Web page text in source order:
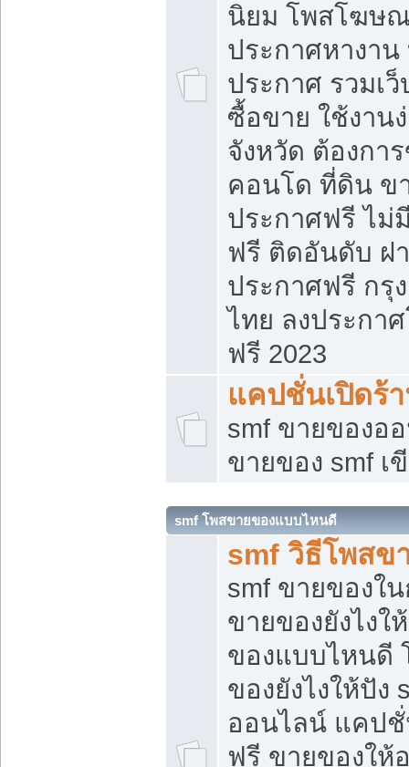
นิยม โพสโฆษ
ประกาศหางาน
ประกาศ รวมเ
ซื้อขาย ใช้งาน
จังหวัด ต้องกา
คอนโด ที่ดิน ข
ประกาศฟรี ไม่
ฟรี ติดอันดับ ฝ
ประกาศฟรี กรุ
ไทย ลงประกา
ฟรี 2023
แคปชั่นเปิดร้
smf ขายของอ
ขายของ smf เ
smf โพสขายของแบบไหนดี
smf วิธีโพสข
smf ขายของใ
ขายของยังไง
ของแบบไหนดี
ของยังไงให้ปั
ออนไลน์ แคป
ฟรี ขายของให้